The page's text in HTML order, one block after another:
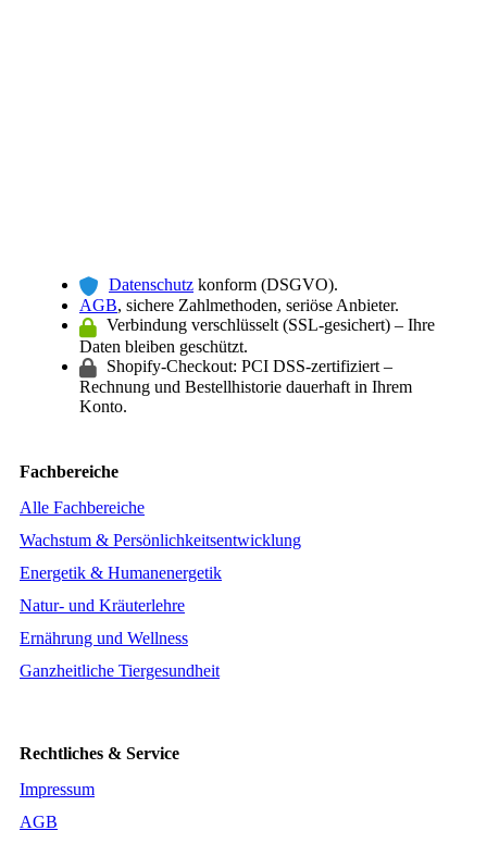
Datenschutz konform (DSGVO).
AGB, sichere Zahlmethoden, seriöse Anbieter.
Verbindung verschlüsselt (SSL-gesichert) – Ihre
Daten bleiben geschützt.
Shopify-Checkout: PCI DSS-zertifiziert –
Rechnung und Bestellhistorie dauerhaft in Ihrem
Konto.
Fachbereiche
Alle Fachbereiche
Wachstum & Persönlichkeitsentwicklung
Energetik & Humanenergetik
Natur- und Kräuterlehre
Ernährung und Wellness
Ganzheitliche Tiergesundheit
Rechtliches & Service
Impressum
AGB